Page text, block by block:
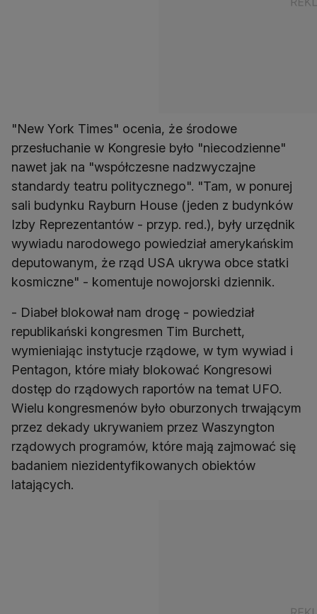
"New York Times" ocenia, że środowe
przesłuchanie w Kongresie było "niecodzienne"
nawet jak na "współczesne nadzwyczajne
standardy teatru politycznego". "Tam, w ponurej
sali budynku Rayburn House (jeden z budynków
Izby Reprezentantów - przyp. red.), były urzędnik
wywiadu narodowego powiedział amerykańskim
deputowanym, że rząd USA ukrywa obce statki
kosmiczne" - komentuje nowojorski dziennik.
- Diabeł blokował nam drogę - powiedział
republikański kongresmen Tim Burchett,
wymieniając instytucje rządowe, w tym wywiad i
Pentagon, które miały blokować Kongresowi
dostęp do rządowych raportów na temat UFO.
Wielu kongresmenów było oburzonych trwającym
przez dekady ukrywaniem przez Waszyngton
rządowych programów, które mają zajmować się
badaniem niezidentyfikowanych obiektów
latających.